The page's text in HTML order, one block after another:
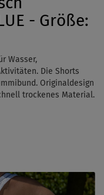
- Größe:
Wasser,
Die Shorts
Originaldesign
trockenes Material.